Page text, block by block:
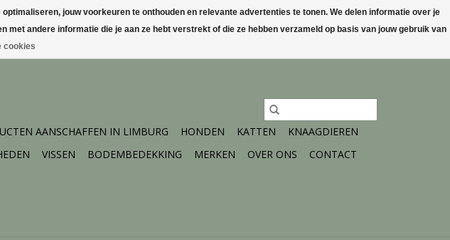
Mijn account / Registreren
AANSCHAFFEN IN LIMBURG HONDEN KATTEN
KNAAGDIEREN
VISSEN BODEMBEDEKKING MERKEN OVER ONS
CONTACT
jouw voorkeuren te onthouden en relevante advertenties te tonen. We delen informatie over je
andere informatie die je aan ze hebt verstrekt of die ze hebben verzameld op basis van jouw gebruik van
cookies